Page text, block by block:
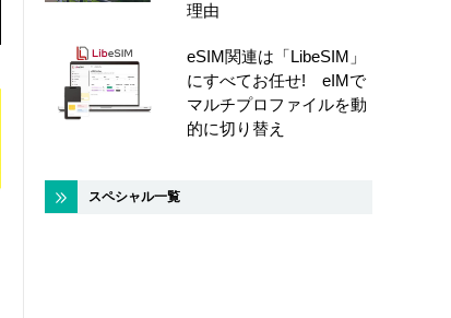
理由
eSIM関連は「LibeSIM」
にすべてお任せ! eIMで
マルチプロファイルを動
的に切り替え
スペシャル一覧